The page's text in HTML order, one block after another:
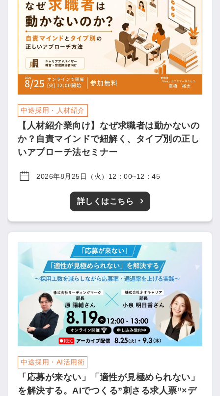
中途採用・人材紹介
【人材紹介業向け】なぜ求職者は動かないの
か？自責マインドで紐解く、タイプ別の正し
いアプローチ法セミナー
2026年8月25日（火）12：00~12：45
詳しくはこちら
中途採用・AI活用術
「応募が来ない」「適性が見極められない」
を解決する。AIでつくる”刺さる求人票”×デ